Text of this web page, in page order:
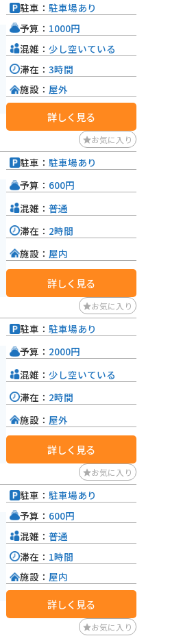
駐車： 駐車場あり
予算： 1000円
混雑： 少し空いている
滞在： 3時間
施設： 屋外
詳しく見る
お気に入り
駐車： 駐車場あり
予算： 600円
混雑： 普通
滞在： 2時間
施設： 屋内
詳しく見る
お気に入り
駐車： 駐車場あり
予算： 2000円
混雑： 少し空いている
滞在： 2時間
施設： 屋外
詳しく見る
お気に入り
駐車： 駐車場あり
予算： 600円
混雑： 普通
滞在： 1時間
施設： 屋内
詳しく見る
お気に入り